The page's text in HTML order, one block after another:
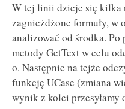
W tej linii dzieje się kilka
zagnieżdżone formuły,
analizować od środka.
metody GetText w celu
o. Następnie na tejże
funkcję UCase (zmiana
wynik z kolei